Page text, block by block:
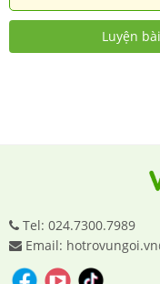
Luyện
Tel: 024.7300.7989
Email: